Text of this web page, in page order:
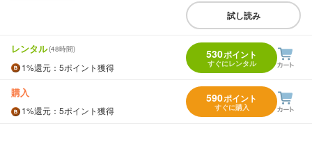
試し読み
レンタル(48時間)
1%還元 ：5ポイント獲得
530ポイント
すぐにレンタル
購入
1%還元 ：5ポイント獲得
590ポイント
すぐに購入